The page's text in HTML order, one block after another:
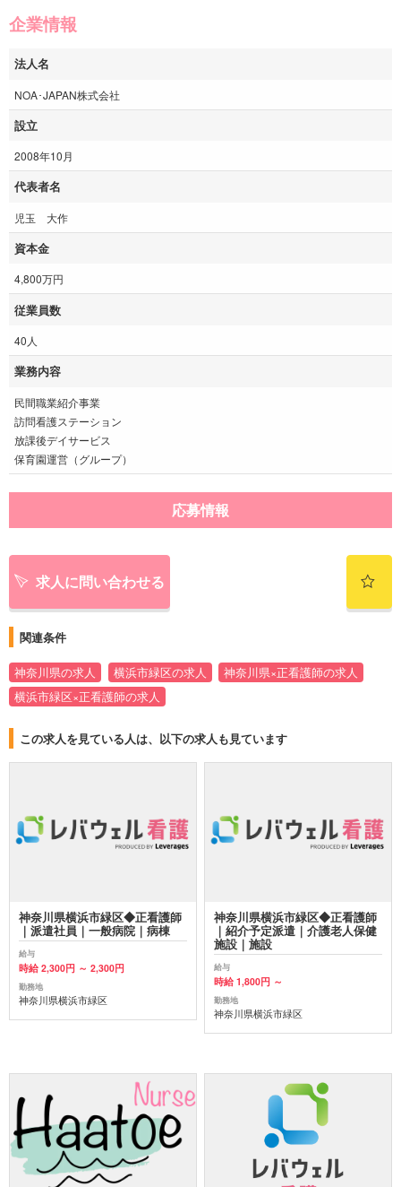
企業情報
法人名
NOA･JAPAN株式会社
設立
2008年10月
代表者名
児玉 大作
資本金
4,800万円
従業員数
40人
業務内容
民間職業紹介事業
訪問看護ステーション
放課後デイサービス
保育園運営（グループ）
応募情報
求人に問い合わせる
関連条件
神奈川県の求人 横浜市緑区の求人
神奈川県×正看護師の求人
横浜市緑区×正看護師の求人
この求人を見ている人は、以下の求人も見ています
神奈川県横浜市緑区◆正看護師
｜派遣社員｜一般病院｜病棟
給与
時給 2,300円 ～ 2,300円
勤務地
神奈川県横浜市緑区
神奈川県横浜市緑区◆正看護師
｜紹介予定派遣｜介護老人保健
施設｜施設
給与
時給 1,800円 ～
勤務地
神奈川県横浜市緑区